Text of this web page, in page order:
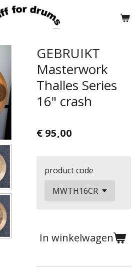
GEBRUIKT
Masterwork
Thalles Series
16" crash
€ 95,00
product code
In winkelwagen